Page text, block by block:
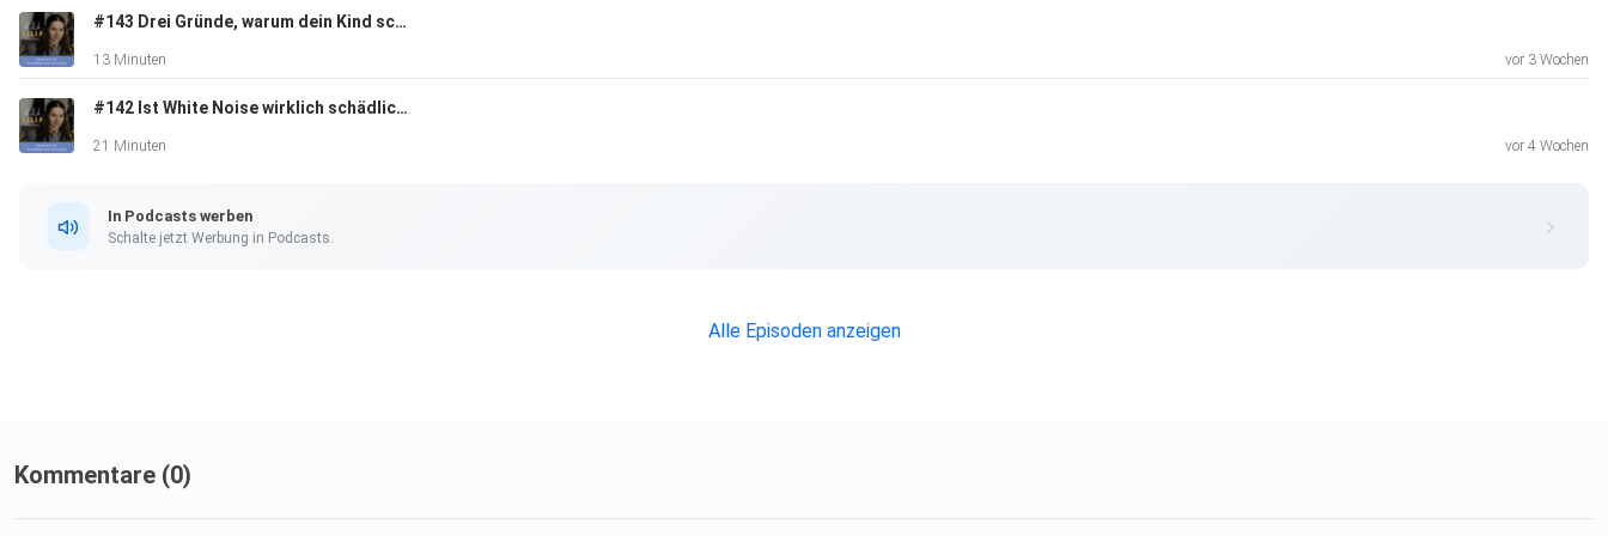
#143 Drei Gründe, warum dein Kind schlecht schläft und was wirklich dahintersteckt
13 Minuten vor 3 Wochen
#142 Ist White Noise wirklich schädlich für Babys? Was die Wissenschaft wirklich sagt
21 Minuten vor 4 Wochen
In Podcasts werben
Schalte jetzt Werbung in Podcasts.
Alle Episoden anzeigen
Kommentare (0)